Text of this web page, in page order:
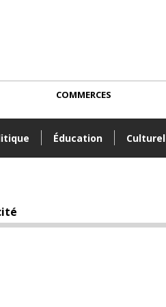
Éducation Culturel
COMMERCES